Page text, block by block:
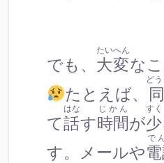
でも、 大変
たいへん
な
たとえば、
ど
て話
はな
す時間
じかん
が少
すく
す。メールや
で